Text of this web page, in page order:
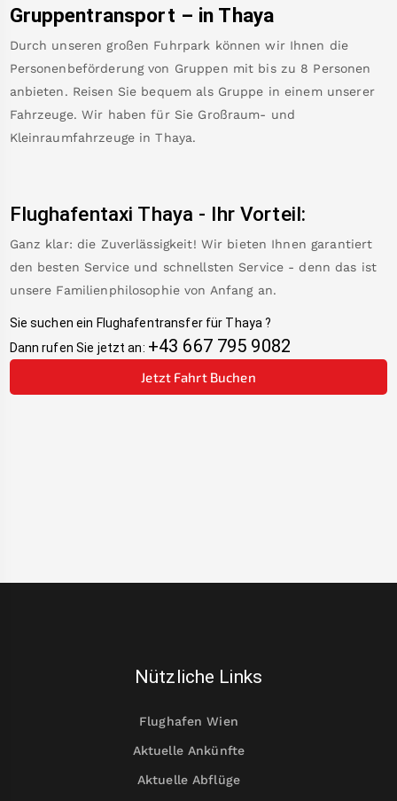
Gruppentransport – in Thaya
Durch unseren großen Fuhrpark können wir Ihnen die
Personenbeförderung von Gruppen mit bis zu 8 Personen
anbieten. Reisen Sie bequem als Gruppe in einem unserer
Fahrzeuge. Wir haben für Sie Großraum- und
Kleinraumfahrzeuge in Thaya.
Flughafentaxi Thaya - Ihr Vorteil:
Ganz klar: die Zuverlässigkeit! Wir bieten Ihnen garantiert
den besten Service und schnellsten Service - denn das ist
unsere Familienphilosophie von Anfang an.
Sie suchen ein Flughafentransfer für Thaya ?
Dann rufen Sie jetzt an: +43 667 795 9082
Jetzt Fahrt Buchen
Nützliche Links
Flughafen Wien
Aktuelle Ankünfte
Aktuelle Abflüge